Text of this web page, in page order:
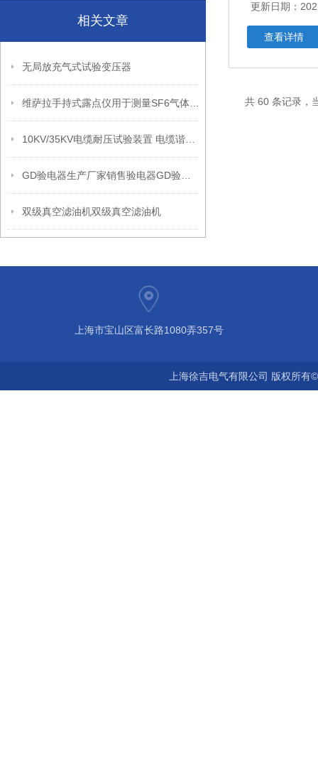
相关文章
无局放充气式试验变压器
双级真空滤油机双级真空滤油机
更新日期：
查看详情
共 60 条记录
上海市宝山区富长路1080弄357号
上海徐吉电气有限公司 版权所